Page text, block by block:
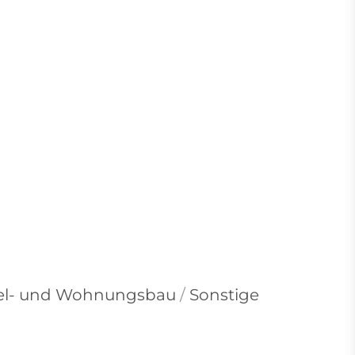
und Wohnungsbau / Sonstige